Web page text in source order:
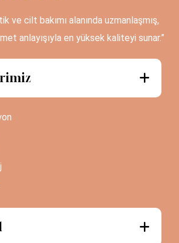
ve cilt bakımı alanında uzmanlaşmış,
anlayışıyla en yüksek kaliteyi sunar.”